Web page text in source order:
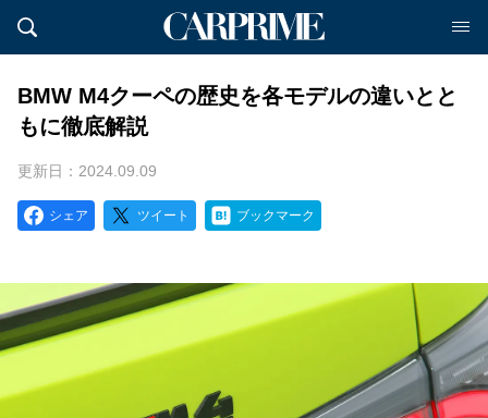
BMW M4クーペの歴史を各モデルの違いとと
もに徹底解説
更新日：2024.09.09
シェア ツイート ブックマーク